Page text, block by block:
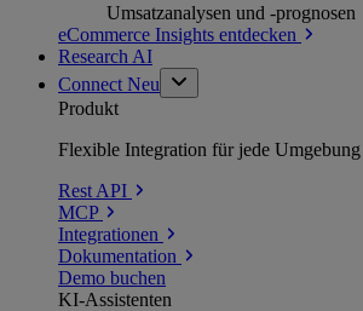
Umsatzanalysen und -prognosen
eCommerce Insights entdecken
Research AI
Connect Neu
Produkt
Flexible Integration für jede Umgebung
Rest API
MCP
Integrationen
Dokumentation
Demo buchen
KI-Assistenten